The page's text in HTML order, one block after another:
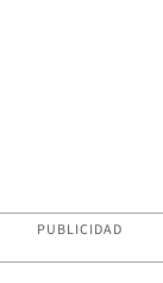
PUBLICIDAD